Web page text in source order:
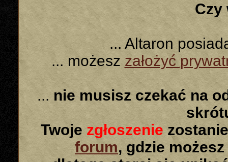
Czy
... Altaron
... możeszzałożyć
... nie musisz czekać na
Twoje zgłoszenie
forum, gdzie